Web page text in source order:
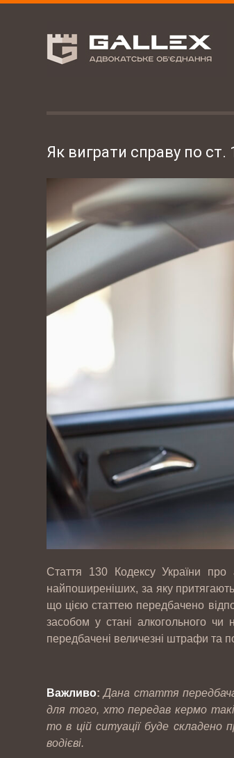
Як виграти справу по
Стаття 130 Кодексу України про
найпоширеніших, за яку
що цією статтею передбачено
засобом у стані алкогольного чи
передбачені величезні штрафи та
Важливо:Дана стаття
для того, хто передав кермо
то в цій ситуації буде складено
водієві.